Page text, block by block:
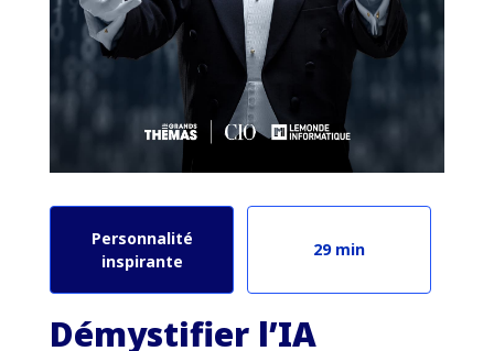
Personnalité
inspirante
29 min
Démystifier l’IA